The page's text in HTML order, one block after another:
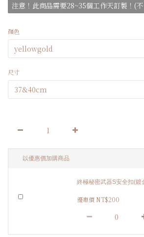
注意！此商品需要28~35個工作天訂製！(
顏色
尺寸
以優惠價加購商品
終極秘密武器S安全扣(鍍
優惠價 NT$200